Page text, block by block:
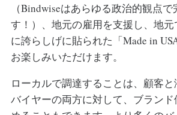
（Bindwiseはあらゆる政治的観点
す！）、地元の雇用を支援し、地
に誇らしげに貼られた「Made in
お楽しみいただけます。
ローカルで調達することは、顧客
バイヤーの両方に対して、ブラン